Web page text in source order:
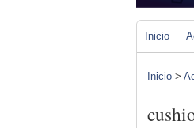
Inicio
Inicio >